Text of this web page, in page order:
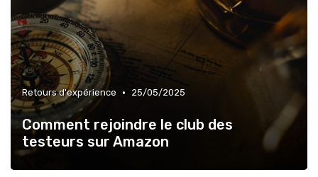
Retours d'expérience • 25/05/2025
Comment rejoindre le club des
testeurs sur Amazon